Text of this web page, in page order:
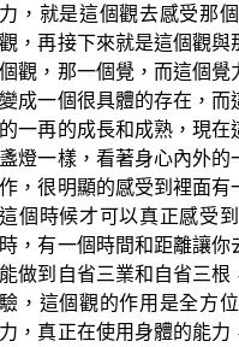
力，就是這個觀去感受那
觀，再接下來就是這個觀
個觀，那一個覺，而這個
變成一個很具體的存在，
的一再的成長和成熟，現
盞燈一樣，看著身心內外
作，很明顯的感受到裡面
這個時候才可以真正感受
時，有一個時間和距離讓
能做到自省三業和自省三
驗，這個觀的作用是全方
力，真正在使用身體的能